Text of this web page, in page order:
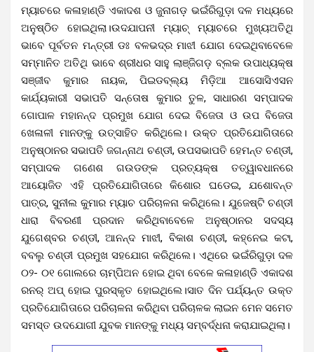
ମ୍ୟାଚରେ କଳାହାଣ୍ଡି ଏକାଦଶ ଓ ଜୁନାଗଡ଼ ଭଇଁରିଗୁଡ଼ା ଦଳ ମଧ୍ୟରେ
ଅନୁଷ୍ଠିତ ହୋଇଥିଲା।ଉଦଯାପନୀ ମ୍ୟାଚ୍ ମ୍ୟାଚରେ ମୁଖ୍ୟଅତିଥି
ଭାବେ ପୂର୍ବତନ ମନ୍ତ୍ରୀ ଡଃ ବଳଭଦ୍ର ମାଝୀ ଯୋଗ ଦେଇଥିବାବେଳେ
ସମ୍ମାନିତ ଅତିଥି ଭାବେ ଶ୍ରୀଧର ସାହୁ ଲାଞ୍ଜିଗଡ଼ ବ୍ଲକ ଉପାଧ୍ୟକ୍ଷ
ସଞ୍ଜୀବ କୁମାର ନାୟକ, ପିଇଡବ୍ଲ୍ୟ ମିଡ଼ିଆ ଆସୋସିଏସନ
କାର୍ଯ୍ୟକାରୀ ସଭାପତି ସନ୍ତୋଷ କୁମାର ତୁଳ, ସାଧାରଣ ସମ୍ପାଦକ
ଗୋପାଳ ମହାନନ୍ଦ ପ୍ରମୁଖ ଯୋଗ ଦେଇ ବିଜେତା ଓ ଉପ ବିଜେତା
ଖେଳାଳୀ ମାନଙ୍କୁ ଉତ୍ସାହିତ କରିଥିଲେ। ଉକ୍ତ ପ୍ରତିଯୋଗିତାରେ
ଅନୁଷ୍ଠାନର ସଭାପତି ଜଗନ୍ନାଥ ଚଣ୍ଡୀ, ଉପସଭାପତି ହେମନ୍ତ ଚଣ୍ଡୀ,
ସମ୍ପାଦକ ଗଣେଶ ଗଉଡଙ୍କ ପ୍ରତ୍ୟକ୍ଷ ତତ୍ୱାବଧାନରେ
ଆୟୋଜିତ ଏହି ପ୍ରତିଯୋଗିତାରେ କିଶୋର ଘଡେଇ, ଯଶୋବନ୍ତ
ପାତ୍ର, ସୁନୀଲ କୁମାର ମ୍ୟାଚ ପରିଚାଳନା କରିଥିଲେ। ଯୁଜେଷ୍ଟି ଚଣ୍ଡୀ
ଧାରା ବିବରଣୀ ପ୍ରଦାନ କରିଥିବାବେଳେ ଅନୁଷ୍ଠାନର ସଦସ୍ୟ
ଯୁଗେଶ୍ବର ଚଣ୍ଡୀ, ଆନନ୍ଦ ମାଝୀ, ବିକାଶ ଚଣ୍ଡୀ, କହ୍ନେଇ କଟା,
ବବଲୁ ଚଣ୍ଡୀ ପ୍ରମୁଖ ସହଯୋଗ କରିଥିଲେ। ଏଥିରେ ଭଇଁରିଗୁଡ଼ା ଦଳ
୦୨- ୦୧ ଗୋଲରେ ଚାମ୍ପିଅନ ହୋଇ ଥିବା ବେଳେ କଳାହାଣ୍ଡି ଏକାଦଶ
ରନର୍ ଅପ୍ ହୋଇ ପୁରସ୍କୃତ ହୋଇଥିଲେ।ସାତ ଦିନ ପର୍ଯ୍ୟନ୍ତ ଉକ୍ତ
ପ୍ରତିଯୋଗିତାରେ ପରିଚାଳନା କରିଥିବା ପରିଚାଳକ ଲାଇନ ମେନ ସମେତ
ସମସ୍ତ ଉଦଯୋଗୀ ଯୁବକ ମାନଙ୍କୁ ମଧ୍ୟ ସମ୍ବର୍ଦ୍ଧନା କରାଯାଇଥିଲା।